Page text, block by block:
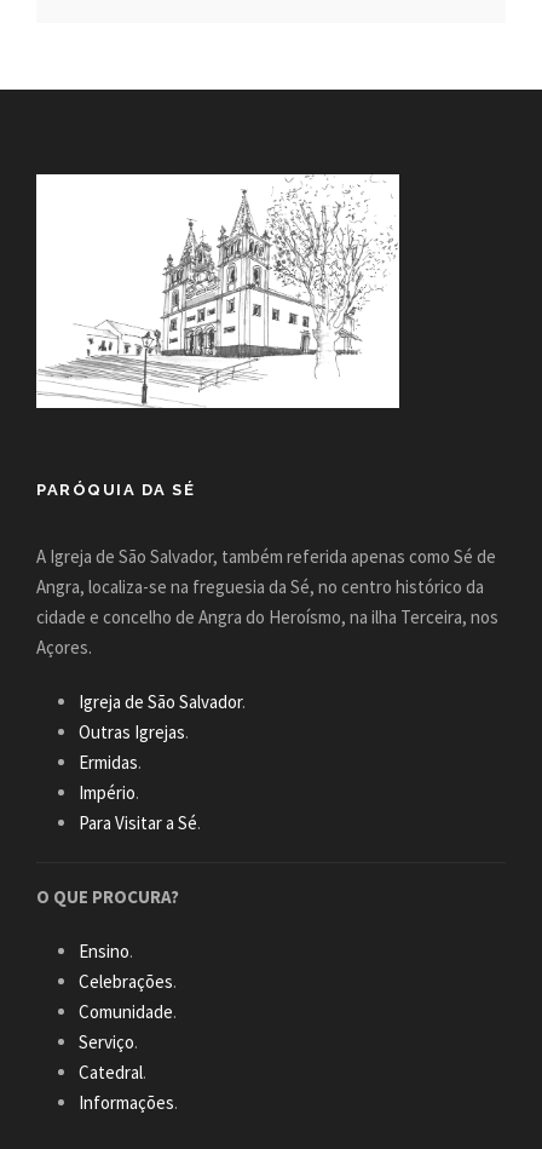
PARÓQUIA DA SÉ
A Igreja de São Salvador, também referida apenas como Sé de
Angra, localiza-se na freguesia da Sé, no centro histórico da
cidade e concelho de Angra do Heroísmo, na ilha Terceira, nos
Açores.
Igreja de São Salvador.
Outras Igrejas.
Ermidas.
Império.
Para Visitar a Sé.
O QUE PROCURA?
Ensino.
Celebrações.
Comunidade.
Serviço.
Catedral.
Informações.